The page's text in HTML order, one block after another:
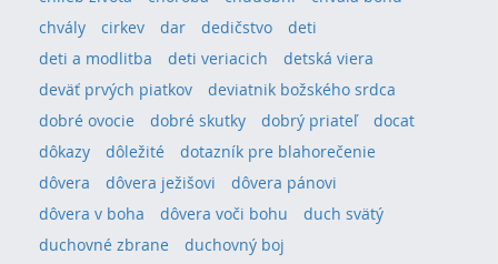
chvály
cirkev dar dedičstvo
deti
deti a modlitba
deti veriacich
detská viera
deväť prvých piatkov
deviatnik božského srdca
dobré ovocie
dobré skutky dobrý priateľ
docat
dôkazy
dôležité
dotazník pre blahorečenie
dôvera
dôvera ježišovi
dôvera pánovi
dôvera v boha
dôvera voči bohu
duch svätý
duchovné zbrane
duchovný boj